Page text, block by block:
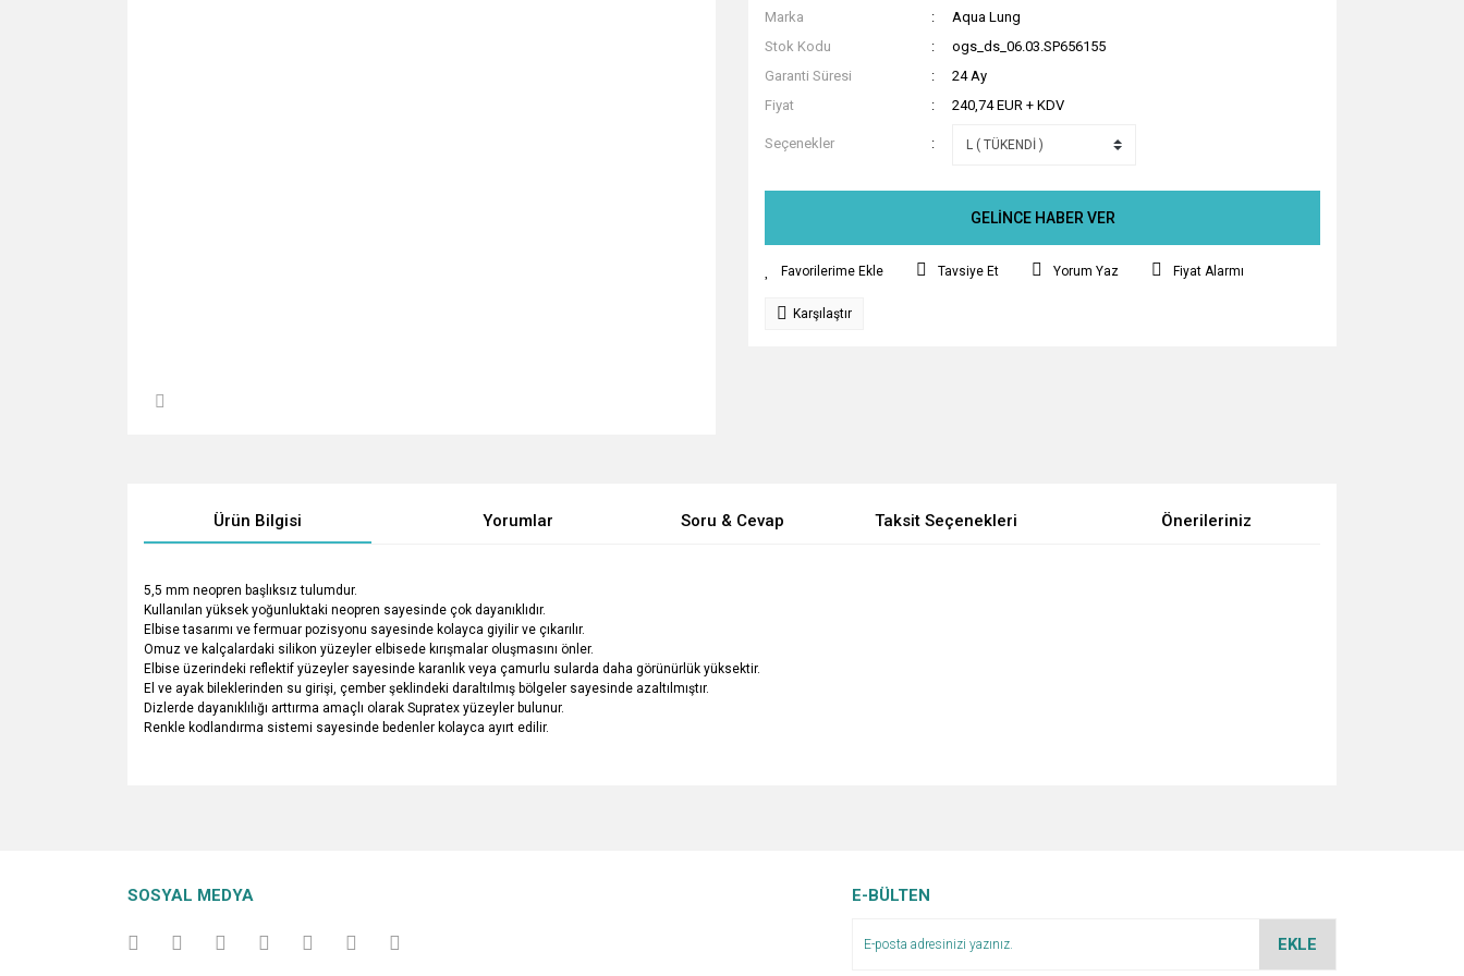
Marka
Aqua Lung
Stok Kodu
ogs_ds_06.03.SP656155
Garanti Süresi
24 Ay
Fiyat
240,74 EUR + KDV
Seçenekler
GELİNCE HABER VER
Tavsiye Et Yorum Yaz Fiyat Alarmı
Karşılaştır
Ürün Bilgisi Yorumlar Soru & Cevap Taksit Seçenekleri Önerileriniz
5,5 mm neopren başlıksız tulumdur.
Kullanılan yüksek yoğunluktaki neopren sayesinde çok dayanıklıdır.
Elbise tasarımı ve fermuar pozisyonu sayesinde kolayca giyilir ve çıkarılır.
Omuz ve kalçalardaki silikon yüzeyler elbisede kırışmalar oluşmasını önler.
Elbise üzerindeki reflektif yüzeyler sayesinde karanlık veya çamurlu sularda daha görünürlük yüksektir.
El ve ayak bileklerinden su girişi, çember şeklindeki daraltılmış bölgeler sayesinde azaltılmıştır.
Dizlerde dayanıklılığı arttırma amaçlı olarak Supratex yüzeyler bulunur.
Renkle kodlandırma sistemi sayesinde bedenler kolayca ayırt edilir.
Ürün açıklamasında eksik bilgiler bulunuyor.
SOSYAL MEDYA E-BÜLTEN
EKLE